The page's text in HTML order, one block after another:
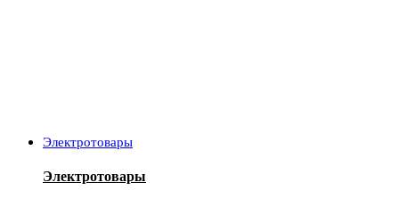
Электротовары
Электротовары